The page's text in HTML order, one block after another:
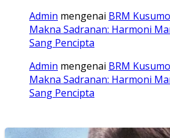
Admin mengenai BRM
Makna Sadranan: Harmoni
Sang Pencipta
Admin mengenai BRM
Makna Sadranan: Harmoni
Sang Pencipta